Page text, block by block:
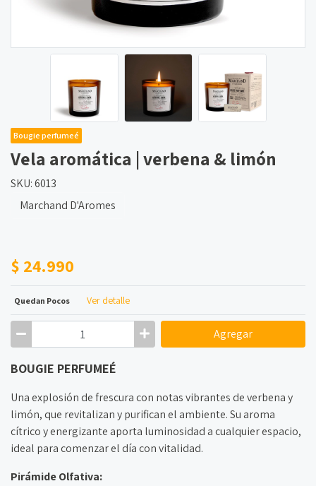
Bougie perfumeé
Vela aromática | verbena & limón
SKU: 6013
Marchand D'Aromes
$ 24.990
Quedan Pocos Ver detalle
Agregar
BOUGIE PERFUMEÉ
Una explosión de frescura con notas vibrantes de verbena y
limón, que revitalizan y purifican el ambiente. Su aroma
cítrico y energizante aporta luminosidad a cualquier espacio,
ideal para comenzar el día con vitalidad.
Pirámide Olfativa: